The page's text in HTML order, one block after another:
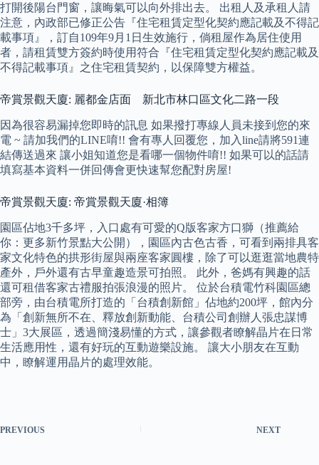
打開後陽台門窗，讓晦氣可以向外排出去。 出租人及承租人請
注意，內政部已修正公告『住宅租賃定型化契約應記載及不得記
載事項』，訂自109年9月1日生效施行，倘租屋作為居住使用
者，請租賃雙方簽約時使用符合『住宅租賃定型化契約應記載及
不得記載事項』之住宅租賃契約，以保障雙方權益。
帝賞景觀天廈: 麗都金店面 新北市林口區文化二路一段
因為很容易漏掉您即時的訊息 如果撥打專線人員未接到您的來
電 ~ 請加我們的LINE唷!! 會有專人回覆您，加入line請將591連
結傳送過來 讓小姐知道您是看哪一個物件唷!! 如果可以的話請
填寫基本資料一併回傳會更快速幫您配對房屋!
帝賞景觀天廈: 帝賞景觀天廈·相簿
園區佔地3千多坪，入口處有可愛的Q版客家方口獅（推薦給
你：更多新竹景點大公開），園區內古色古香，可看到兩排具客
家文化特色的拱形街屋與兩座客家圓樓，除了可以逛逛當地農特
產外，戶外還有古早童趣造景可拍照。 此外，爸媽有興趣的話
還可租借客家古禮服拍張浪漫的照片。 位於台積電竹科園區總
部旁，由台積電所打造的「台積創新館」佔地約200坪，館內分
為「創新無所不在、釋放創新動能、台積公司創辦人張忠謀博
士」3大展區，透過簡淺易懂的方式，讓參觀者瞭解晶片在日常
生活應用性，還有好玩的互動遊樂設施。 讓大小朋友在互動
中，瞭解運用晶片的處理效能。
PREVIOUS NEXT